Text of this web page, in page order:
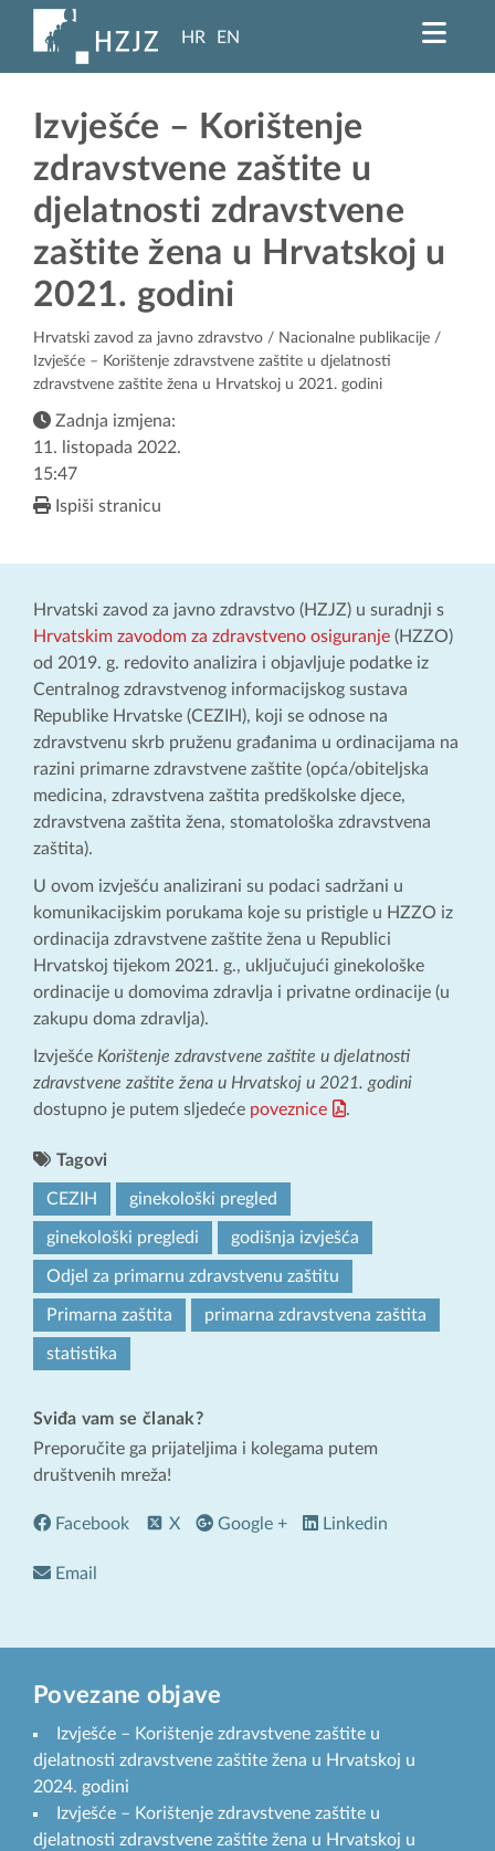
HR EN
Izvješće – Korištenje
zdravstvene zaštite u
djelatnosti zdravstvene
zaštite žena u Hrvatskoj u
2021. godini
Hrvatski zavod za javno zdravstvo / Nacionalne publikacije /
Izvješće – Korištenje zdravstvene zaštite u djelatnosti
zdravstvene zaštite žena u Hrvatskoj u 2021. godini
Zadnja izmjena:
11. listopada 2022.
15:47
Ispiši stranicu
Hrvatski zavod za javno zdravstvo (HZJZ) u suradnji s
Hrvatskim zavodom za zdravstveno osiguranje (HZZO)
od 2019. g. redovito analizira i objavljuje podatke iz
Centralnog zdravstvenog informacijskog sustava
Republike Hrvatske (CEZIH), koji se odnose na
zdravstvenu skrb pruženu građanima u ordinacijama na
razini primarne zdravstvene zaštite (opća/obiteljska
medicina, zdravstvena zaštita predškolske djece,
zdravstvena zaštita žena, stomatološka zdravstvena
zaštita).
U ovom izvješću analizirani su podaci sadržani u
komunikacijskim porukama koje su pristigle u HZZO iz
ordinacija zdravstvene zaštite žena u Republici
Hrvatskoj tijekom 2021. g., uključujući ginekološke
ordinacije u domovima zdravlja i privatne ordinacije (u
zakupu doma zdravlja).
Izvješće Korištenje zdravstvene zaštite u djelatnosti
zdravstvene zaštite žena u Hrvatskoj u 2021. godini
dostupno je putem sljedeće poveznice .
Tagovi
CEZIH ginekološki pregled
ginekološki pregledi godišnja izvješća
Odjel za primarnu zdravstvenu zaštitu
Primarna zaštita primarna zdravstvena zaštita
statistika
Sviđa vam se članak?
Preporučite ga prijateljima i kolegama putem
društvenih mreža!
Facebook X Google + Linkedin
Email
Povezane objave
Izvješće – Korištenje zdravstvene zaštite u
djelatnosti zdravstvene zaštite žena u Hrvatskoj u
2024. godini
Izvješće – Korištenje zdravstvene zaštite u
djelatnosti zdravstvene zaštite žena u Hrvatskoj u